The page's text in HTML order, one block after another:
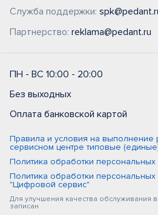
Служба поддержки:
Партнерство: reklama@pedant.ru
ПН - ВС 10:00 - 20:00
Без выходных
Оплата банковской картой
Правила и условия на выполнение
сервисном центре типовые
Политика обработки
Политика обработки
"Цифровой сервис"
Для улучшения качества обслуживания
записан